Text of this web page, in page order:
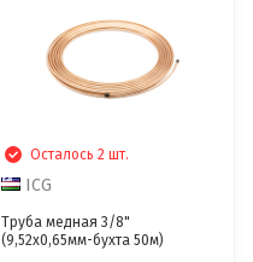
Осталось 2 шт.
ICG
Труба медная 3/8"
(9,52х0,65мм-бухта 50м)